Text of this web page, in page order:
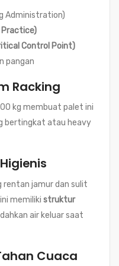
Administration)
Practice)
Control Point)
pangan
Racking
kg membuat palet ini
bertingkat atau heavy
rentan jamur dan sulit
memiliki struktur
air keluar saat
Cuaca